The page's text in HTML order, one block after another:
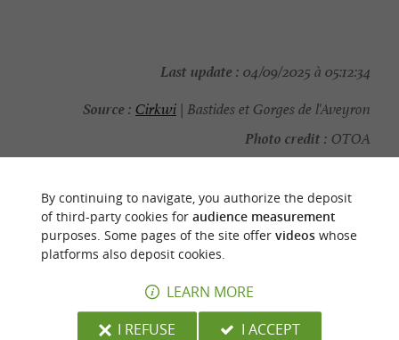
Last update : 04/09/2025 à 05:12:34
Source : Cirkwi | Bastides et Gorges de l'Aveyron
Photo credit : OTOA
YOU WILL LIKEALSO
Accommodation
By continuing to navigate, you authorize the deposit
of third-party cookies for audience measurement
purposes. Some pages of the site offer videoswhose
platforms also deposit cookies.
LEARN MORE
I REFUSE
I ACCEPT